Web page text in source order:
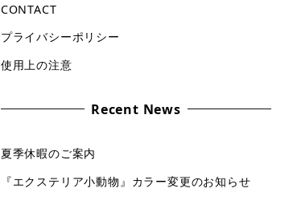
CONTACT
プライバシーポリシー
使用上の注意
Recent News
夏季休暇のご案内
『エクステリア小動物』カラー変更のお知らせ